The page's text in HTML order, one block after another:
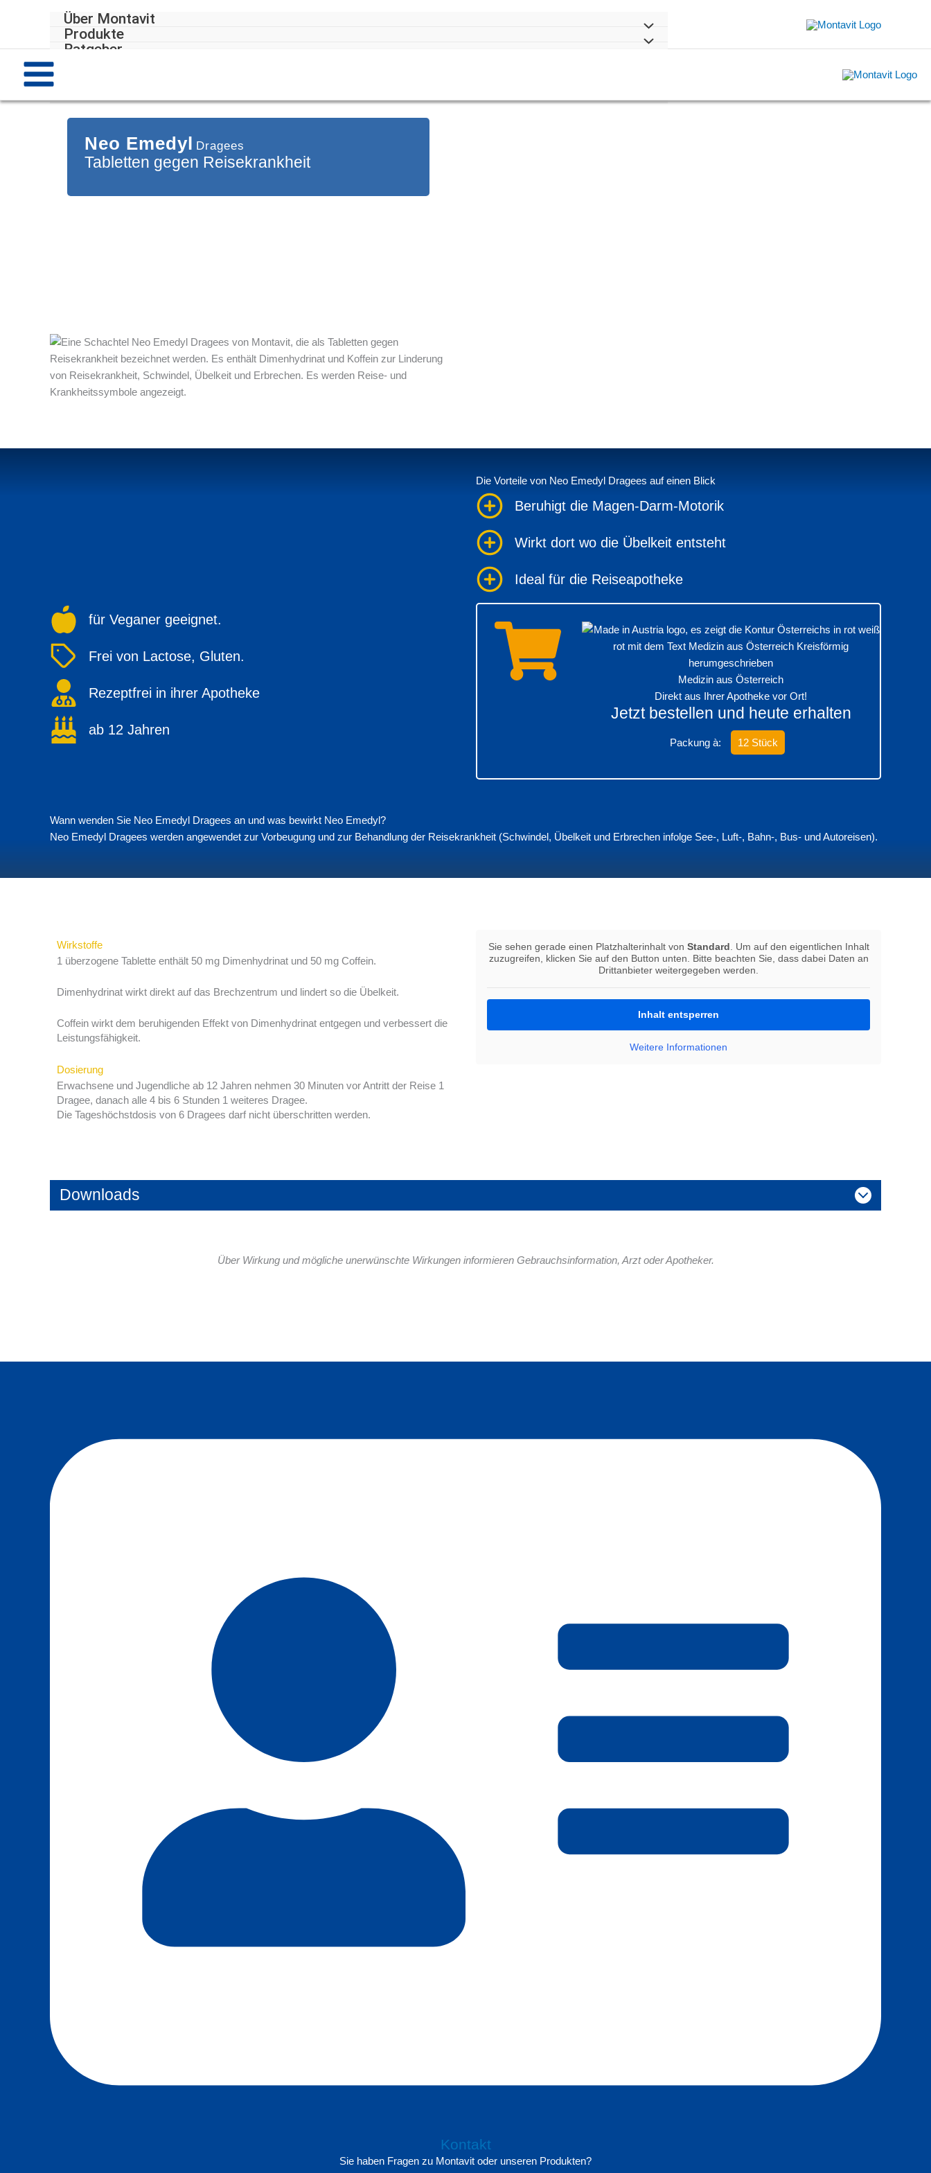
Über Montavit
Produkte
Ratgeber
Neo Emedyl Dragees
Tabletten gegen Reisekrankheit
Die Vorteile von Neo Emedyl Dragees auf einen Blick
Beruhigt die Magen-Darm-Motorik
Wirkt dort wo die Übelkeit entsteht
Ideal für die Reiseapotheke
für Veganer geeignet.
Frei von Lactose, Gluten.
Rezeptfrei in ihrer Apotheke
ab 12 Jahren
Medizin aus Österreich
Direkt aus Ihrer Apotheke vor Ort!
Jetzt bestellen und heute erhalten
Packung à: 12 Stück
Wann wenden Sie Neo Emedyl Dragees an und was bewirkt Neo Emedyl?
Neo Emedyl Dragees werden angewendet zur Vorbeugung und zur Behandlung der Reisekrankheit (Schwindel, Übelkeit und Erbrechen infolge See-, Luft-, Bahn-, Bus- und Autoreisen).
Wirkstoffe
1 überzogene Tablette enthält 50 mg Dimenhydrinat und 50 mg Coffein.
Dimenhydrinat wirkt direkt auf das Brechzentrum und lindert so die Übelkeit.
Coffein wirkt dem beruhigenden Effekt von Dimenhydrinat entgegen und verbessert die
Leistungsfähigkeit.
Dosierung
Erwachsene und Jugendliche ab 12 Jahren nehmen 30 Minuten vor Antritt der Reise 1
Dragee, danach alle 4 bis 6 Stunden 1 weiteres Dragee.
Die Tageshöchstdosis von 6 Dragees darf nicht überschritten werden.
Sie sehen gerade einen Platzhalterinhalt von Standard . Um auf den eigentlichen Inhalt
zuzugreifen, klicken Sie auf den Button unten. Bitte beachten Sie, dass dabei Daten an
Drittanbieter weitergegeben werden.
Inhalt entsperren
Weitere Informationen
Downloads
Über Wirkung und mögliche unerwünschte Wirkungen informieren Gebrauchsinformation, Arzt oder Apotheker.
Kontakt
Sie haben Fragen zu Montavit oder unseren Produkten?